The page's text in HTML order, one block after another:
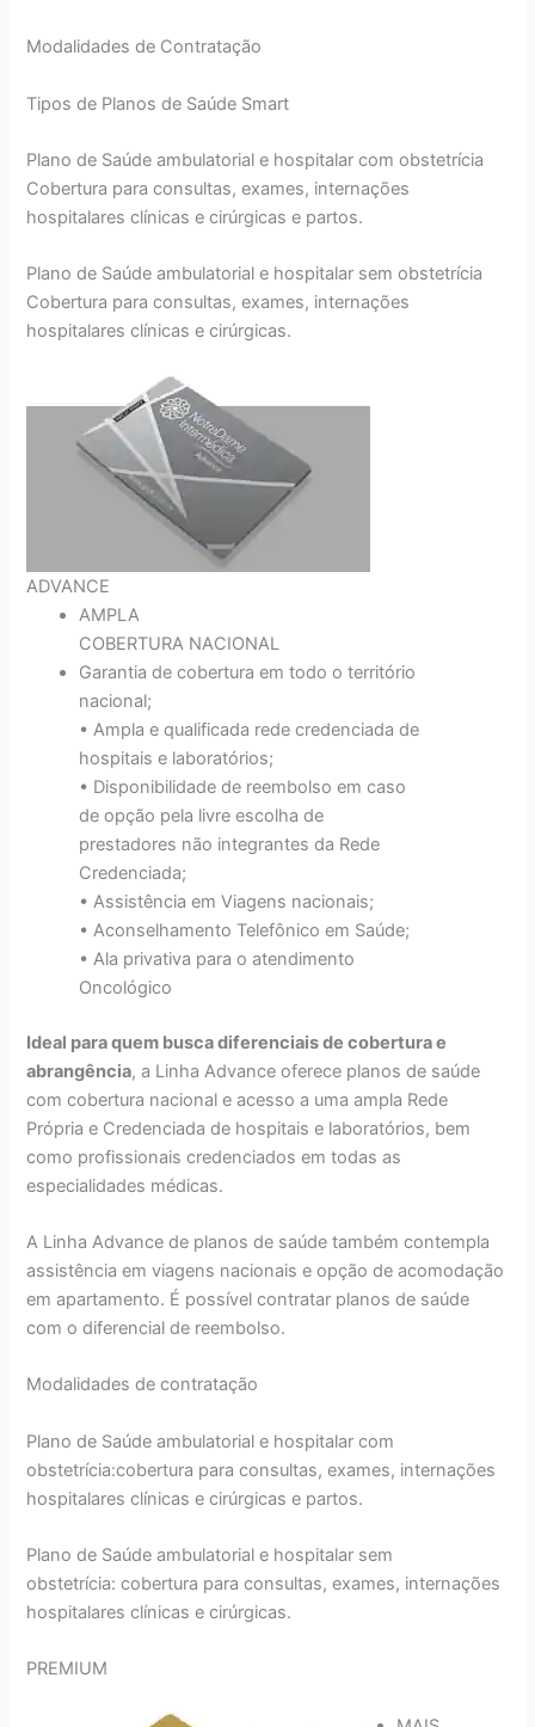
Modalidades de Contratação
Tipos de Planos de Saúde Smart
Plano de Saúde ambulatorial e hospitalar com obstetrícia
Cobertura para consultas, exames, internações
hospitalares clínicas e cirúrgicas e partos.
Plano de Saúde ambulatorial e hospitalar sem obstetrícia
Cobertura para consultas, exames, internações
hospitalares clínicas e cirúrgicas.
ADVANCE
AMPLA
COBERTURA NACIONAL
Garantia de cobertura em todo o território
nacional;
• Ampla e qualificada rede credenciada de
hospitais e laboratórios;
• Disponibilidade de reembolso em caso
de opção pela livre escolha de
prestadores não integrantes da Rede
Credenciada;
• Assistência em Viagens nacionais;
• Aconselhamento Telefônico em Saúde;
• Ala privativa para o atendimento
Oncológico
Ideal para quem busca diferenciais de cobertura e
abrangência, a Linha Advance oferece planos de saúde
com cobertura nacional e acesso a uma ampla Rede
Própria e Credenciada de hospitais e laboratórios, bem
como profissionais credenciados em todas as
especialidades médicas.
A Linha Advance de planos de saúde também contempla
assistência em viagens nacionais e opção de acomodação
em apartamento. É possível contratar planos de saúde
com o diferencial de reembolso.
Modalidades de contratação
Plano de Saúde ambulatorial e hospitalar com
obstetrícia:cobertura para consultas, exames, internações
hospitalares clínicas e cirúrgicas e partos.
Plano de Saúde ambulatorial e hospitalar sem
obstetrícia: cobertura para consultas, exames, internações
hospitalares clínicas e cirúrgicas.
PREMIUM